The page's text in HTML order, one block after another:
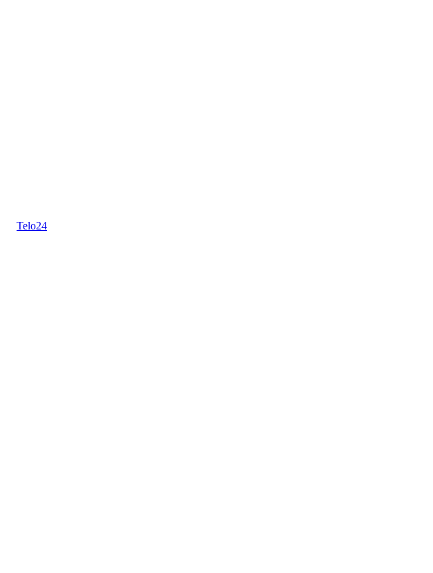
Telo24